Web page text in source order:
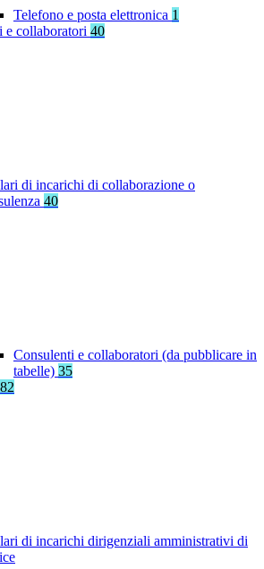
Telefono e posta elettronica 1
e collaboratori 40
di incarichi di collaborazione o
40
Consulenti e collaboratori (da pubblicare in
tabelle) 35
82
di incarichi dirigenziali amministrativi di